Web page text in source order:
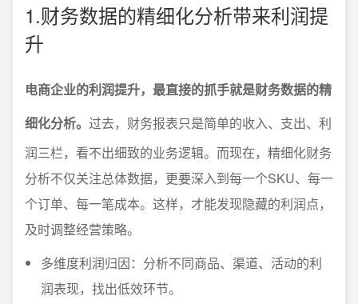
1.财务数据的精细化分析带来利润提
升
电商企业的利润提升，最直接的抓手就是财务数据的精
细化分析。 过去，财务报表只是简单的收入、支出、利
润三栏，看不出细致的业务逻辑。而现在，精细化财务
分析不仅关注总体数据，更要深入到每一个SKU、每一
个订单、每一笔成本。这样，才能发现隐藏的利润点，
及时调整经营策略。
多维度利润归因：分析不同商品、渠道、活动的利
润表现，找出低效环节。